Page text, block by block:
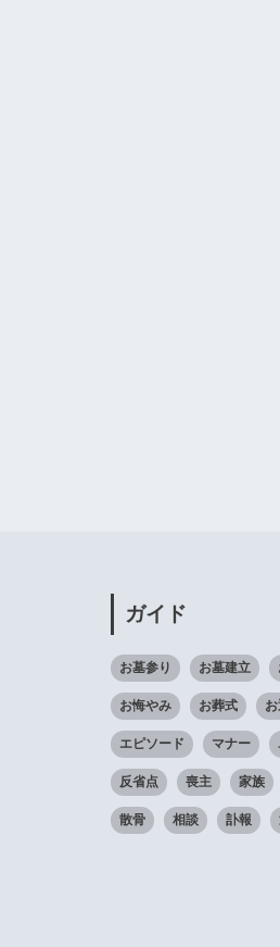
ガイド
お墓参り お墓建立
お悔やみ お葬式
エピソード マナー
反省点 喪主 家族
散骨 相談 訃報